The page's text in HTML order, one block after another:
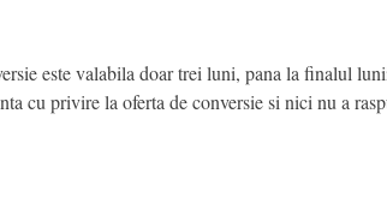
este valabila doar trei luni, pana la finalul
cu privire la oferta de conversie si nici nu a